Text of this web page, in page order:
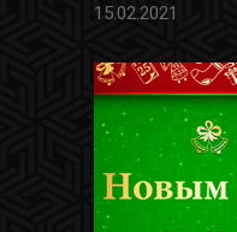
15.02.2021